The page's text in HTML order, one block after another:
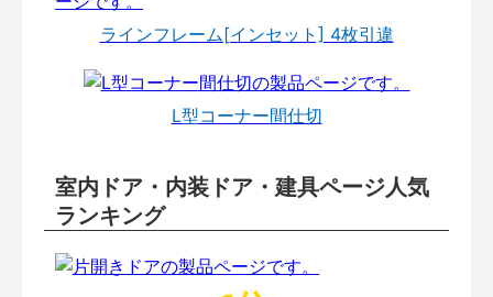
ラインフレーム[インセット] 4枚引違
L型コーナー間仕切
室内ドア・内装ドア・建具ページ人気
ランキング